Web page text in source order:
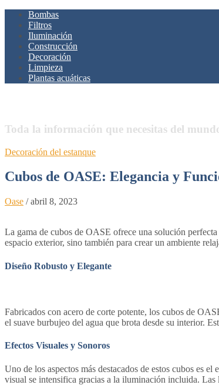
Bombas
Filtros
Iluminación
Construcción
Decoración
Limpieza
Plantas acuáticas
Toda la información que necesitas del
Decoración del estanque
Cubos de OASE: Elegancia y
Oase /abril 8, 2023
La gama de cubos de OASE ofrece una solución
espacio exterior, sino también para crear un ambiente
Diseño Robusto y Elegante
Fabricados con acero de corte potente, los cubos de
el suave burbujeo del agua que brota desde su interior.
Efectos Visuales y Sonoros
Uno de los aspectos más destacados de estos cubos es
visual se intensifica gracias a la iluminación incluida.